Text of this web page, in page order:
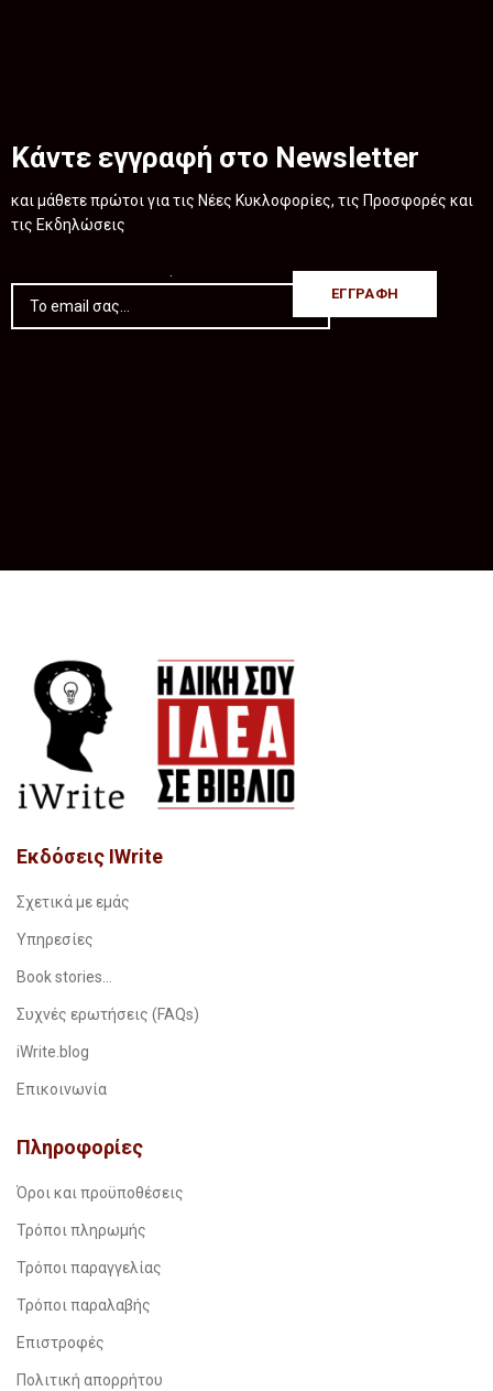
Κάντε εγγραφή στο Newsletter
και μάθετε πρώτοι για τις Νέες Κυκλοφορίες, τις Προσφορές και
τις Εκδηλώσεις
Εκδόσεις IWrite
Σχετικά με εμάς
Υπηρεσίες
Book stories…
Συχνές ερωτήσεις (FAQs)
iWrite.blog
Επικοινωνία
Πληροφορίες
Όροι και προϋποθέσεις
Τρόποι πληρωμής
Τρόποι παραγγελίας
Τρόποι παραλαβής
Επιστροφές
Πολιτική απορρήτου